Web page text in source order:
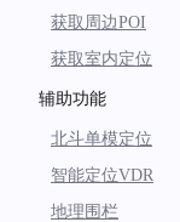
获取周边POI
获取室内定位
辅助功能
北斗单模定位
智能定位VDR
地理围栏